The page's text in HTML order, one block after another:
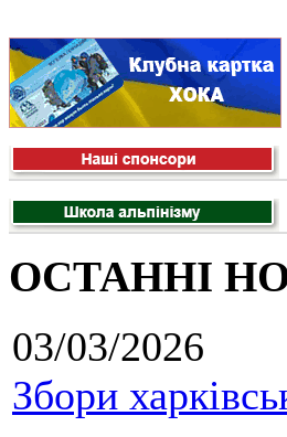
ОСТАННІ
03/03/2026
Збори